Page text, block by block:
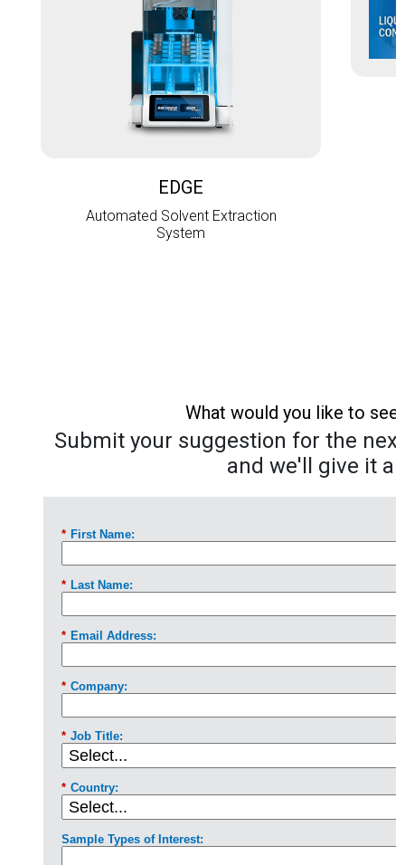
EDGE
Automated Solvent Extraction
System
What would you like to
Submit your suggestion for the
and we'll give it a